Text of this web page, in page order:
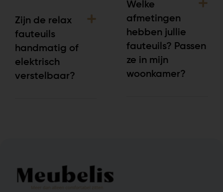
Zijn de relax
fauteuils
handmatig of
elektrisch
verstelbaar?
Welke
afmetingen
hebben jullie
fauteuils? Passen
ze in mijn
woonkamer?